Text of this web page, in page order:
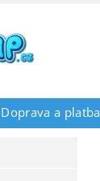
Doprava a platba